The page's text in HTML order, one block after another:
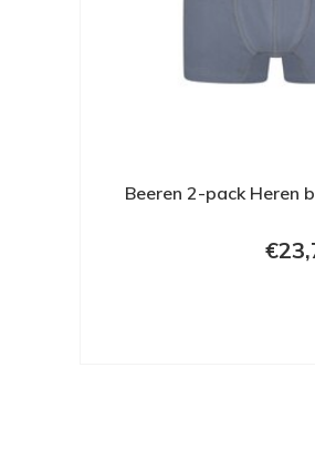
Beeren 2-pack Heren